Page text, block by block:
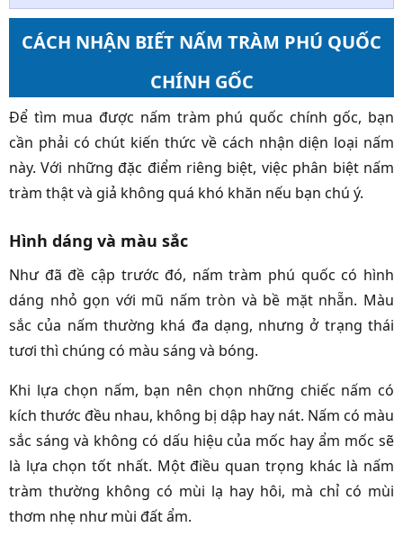
CÁCH NHẬN BIẾT NẤM TRÀM PHÚ QUỐC
CHÍNH GỐC
Để tìm mua được nấm tràm phú quốc chính gốc, bạn
cần phải có chút kiến thức về cách nhận diện loại nấm
này. Với những đặc điểm riêng biệt, việc phân biệt nấm
tràm thật và giả không quá khó khăn nếu bạn chú ý.
Hình dáng và màu sắc
Như đã đề cập trước đó, nấm tràm phú quốc có hình
dáng nhỏ gọn với mũ nấm tròn và bề mặt nhẵn. Màu
sắc của nấm thường khá đa dạng, nhưng ở trạng thái
tươi thì chúng có màu sáng và bóng.
Khi lựa chọn nấm, bạn nên chọn những chiếc nấm có
kích thước đều nhau, không bị dập hay nát. Nấm có màu
sắc sáng và không có dấu hiệu của mốc hay ẩm mốc sẽ
là lựa chọn tốt nhất. Một điều quan trọng khác là nấm
tràm thường không có mùi lạ hay hôi, mà chỉ có mùi
thơm nhẹ như mùi đất ẩm.